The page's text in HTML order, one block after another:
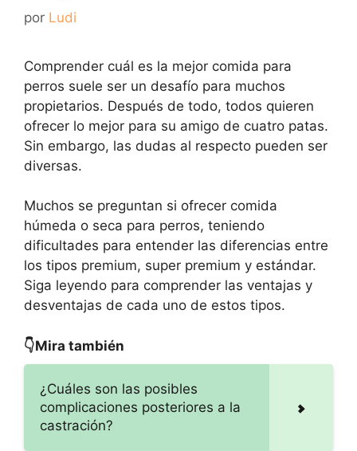
por Ludi
Comprender cuál es la mejor comida para
perros suele ser un desafío para muchos
propietarios. Después de todo, todos quieren
ofrecer lo mejor para su amigo de cuatro patas.
Sin embargo, las dudas al respecto pueden ser
diversas.
Muchos se preguntan si ofrecer comida
húmeda o seca para perros, teniendo
dificultades para entender las diferencias entre
los tipos premium, super premium y estándar.
Siga leyendo para comprender las ventajas y
desventajas de cada uno de estos tipos.
👇Mira también
¿Cuáles son las posibles
complicaciones posteriores a la
castración?